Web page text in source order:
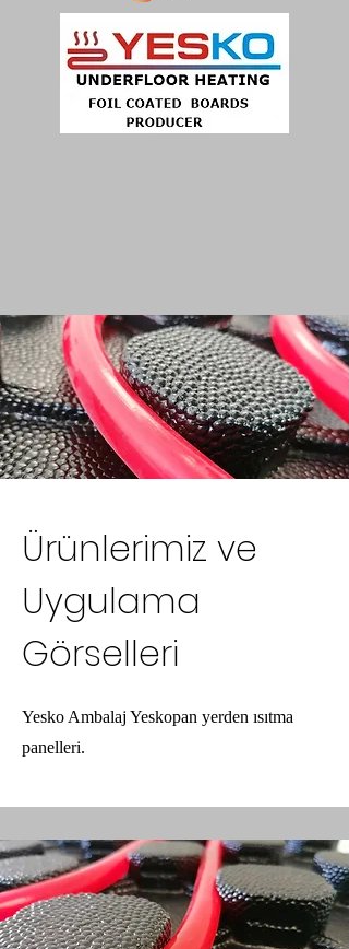
Ürünlerimiz ve
Uygulama
Görselleri
Yesko Ambalaj Yeskopan yerden ısıtma
panelleri.